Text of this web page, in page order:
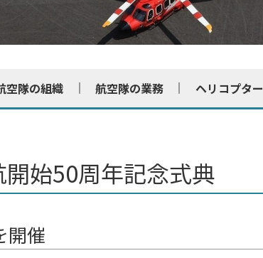
空隊の組織 航空隊の業務 ヘリコプター
始50周年記念式典
開催